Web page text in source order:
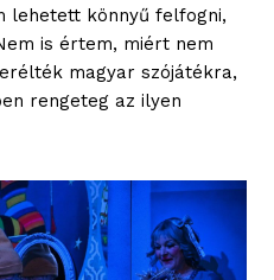
lehetett könnyű felfogni,
is értem, miért nem
magyar szójátékra,
rengeteg az ilyen